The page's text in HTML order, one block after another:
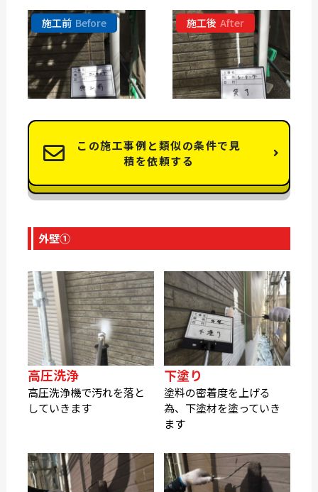
施工前 Before 施工後 After
この施工事例と類似の条件で見
積を依頼する
外壁①
高圧洗浄
高圧洗浄機で汚れを落と
していきます
下塗り
塗料の密着度を上げる
為、下塗材を塗っていき
ます